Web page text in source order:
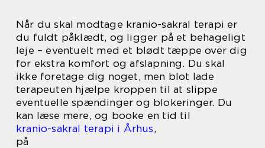
Når du skal modtage kranio-sakral terapi er
du fuldt påklædt, og ligger på et behageligt
leje – eventuelt med et blødt tæppe over dig
for ekstra komfort og afslapning. Du skal
ikke foretage dig noget, men blot lade
terapeuten hjælpe kroppen til at slippe
eventuelle spændinger og blokeringer. Du
kan læse mere, og booke en tid til
kranio-sakral terapi i Århus,
på